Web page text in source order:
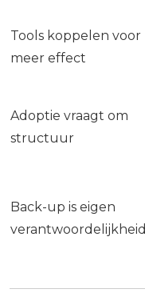
Tools koppelen voor
meer effect
Adoptie vraagt om
structuur
Back-up is eigen
verantwoordelijkheid